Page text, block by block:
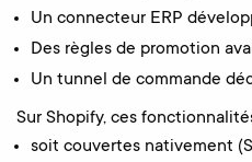
Un connecteur ERP
Des règles de promotion
Un tunnel de commande
Sur Shopify, ces
soit couvertes nativement